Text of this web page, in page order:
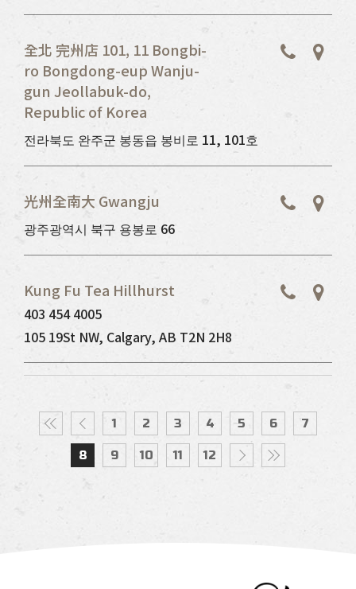
全北 完州店 101, 11 Bongbi-
ro Bongdong-eup Wanju-
gun Jeollabuk-do,
Republic of Korea
전라북도 완주군 봉동읍 봉비로 11, 101호
光州全南大 Gwangju
광주광역시 북구 용봉로 66
Kung Fu Tea Hillhurst
403 454 4005
105 19St NW, Calgary, AB T2N 2H8
1 2 3 4 5 6 7
8 9 10 11 12